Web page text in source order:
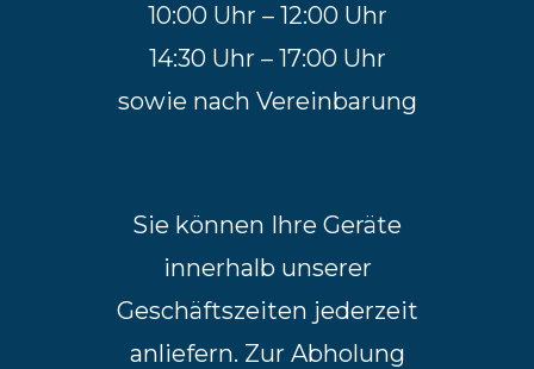
10:00 Uhr – 12:00 Uhr
14:30 Uhr – 17:00 Uhr
sowie nach Vereinbarung
Sie können Ihre Geräte
innerhalb unserer
Geschäftszeiten jederzeit
anliefern. Zur Abholung